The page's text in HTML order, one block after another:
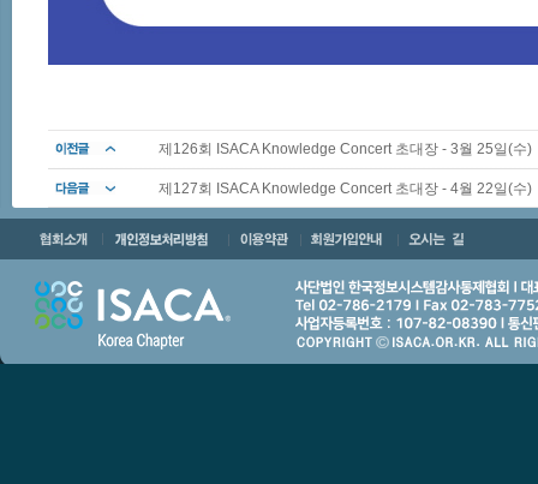
제126회 ISACA Knowledge Concert 초대장 - 3월 25일(수)
제127회 ISACA Knowledge Concert 초대장 - 4월 22일(수)